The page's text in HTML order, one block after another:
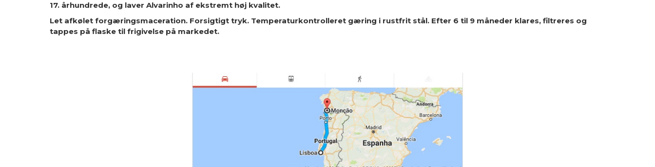
17. århundrede, og laver Alvarinho af ekstremt høj kvalitet.
Let afkølet forgæringsmaceration. Forsigtigt tryk. Temperaturkontrolleret gæring i rustfrit stål. Efter 6 til 9 måneder klares, filtreres og
tappes på flaske til frigivelse på markedet.